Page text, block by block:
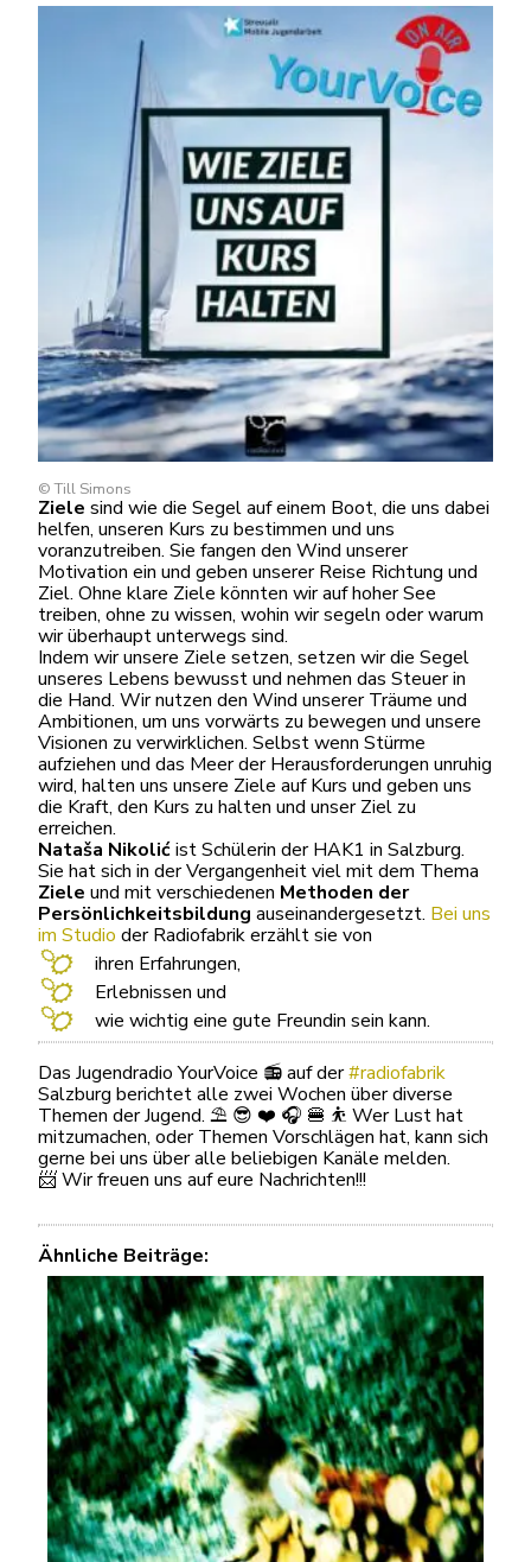
© Till Simons
Ziele sind wie die Segel auf einem Boot, die uns dabei
helfen, unseren Kurs zu bestimmen und uns
voranzutreiben. Sie fangen den Wind unserer
Motivation ein und geben unserer Reise Richtung und
Ziel. Ohne klare Ziele könnten wir auf hoher See
treiben, ohne zu wissen, wohin wir segeln oder warum
wir überhaupt unterwegs sind.
Indem wir unsere Ziele setzen, setzen wir die Segel
unseres Lebens bewusst und nehmen das Steuer in
die Hand. Wir nutzen den Wind unserer Träume und
Ambitionen, um uns vorwärts zu bewegen und unsere
Visionen zu verwirklichen. Selbst wenn Stürme
aufziehen und das Meer der Herausforderungen unruhig
wird, halten uns unsere Ziele auf Kurs und geben uns
die Kraft, den Kurs zu halten und unser Ziel zu
erreichen.
Nataša Nikolićist Schülerin der HAK1 in Salzburg.
Sie hat sich in der Vergangenheit viel mit dem Thema
Ziele und mit verschiedenen Methoden der
Persönlichkeitsbildung auseinandergesetzt. Bei uns
im Studio der Radiofabrik erzählt sie von
ihren Erfahrungen,
Erlebnissen und
wie wichtig eine gute Freundin sein kann.
Das Jugendradio YourVoice 📻 auf der#radiofabrik
Salzburg berichtet alle zwei Wochen über diverse
Themen der Jugend. ⛱️ 😎 ❤️ 🎧 🍔 ⛹️ Wer Lust hat
mitzumachen, oder Themen Vorschlägen hat, kann sich
gerne bei uns über alle beliebigen Kanäle melden.
📨 Wir freuen uns auf eure Nachrichten!!!
Ähnliche Beiträge: